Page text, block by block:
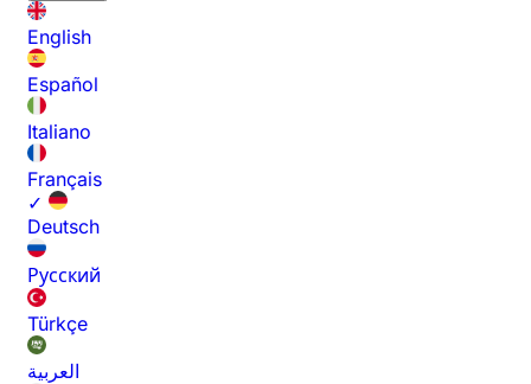
English
Español
Italiano
Français
✓
Deutsch
Русский
Türkçe
العربية